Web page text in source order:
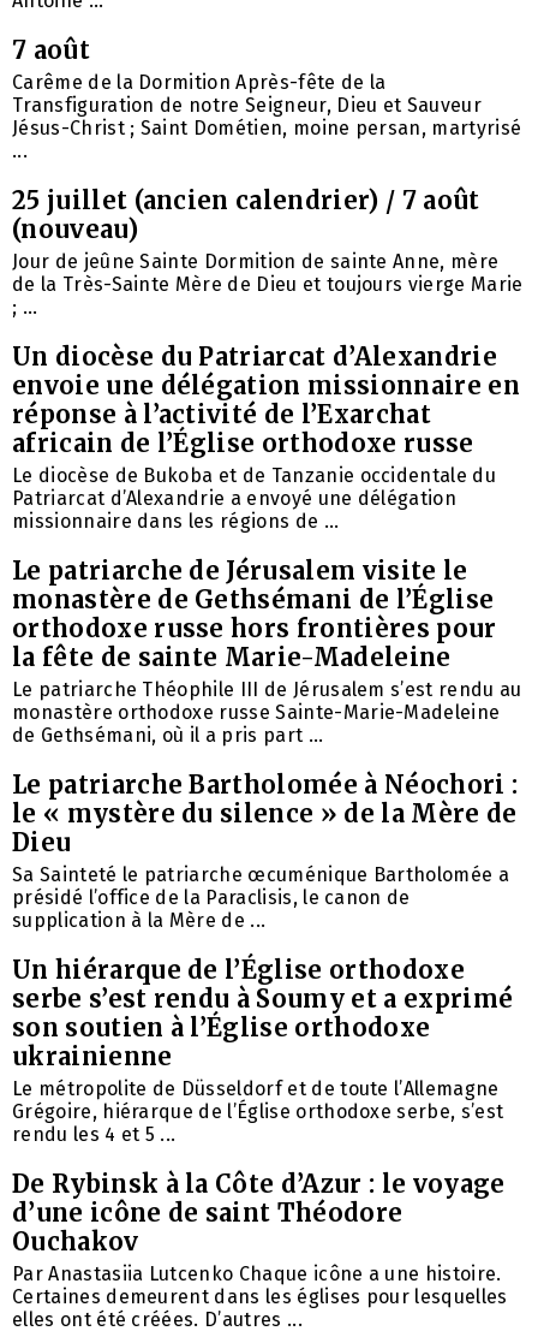
7 août
Carême de la Dormition Après-fête de la
Transfiguration de notre Seigneur, Dieu et Sauveur
Jésus-Christ ; Saint Dométien, moine persan, martyrisé
...
25 juillet (ancien calendrier) / 7 août
(nouveau)
Jour de jeûne Sainte Dormition de sainte Anne, mère
de la Très-Sainte Mère de Dieu et toujours vierge Marie
; ...
Un diocèse du Patriarcat d’Alexandrie
envoie une délégation missionnaire en
réponse à l’activité de l’Exarchat
africain de l’Église orthodoxe russe
Le diocèse de Bukoba et de Tanzanie occidentale du
Patriarcat d’Alexandrie a envoyé une délégation
missionnaire dans les régions de ...
Le patriarche de Jérusalem visite le
monastère de Gethsémani de l’Église
orthodoxe russe hors frontières pour
la fête de sainte Marie-Madeleine
Le patriarche Théophile III de Jérusalem s’est rendu au
monastère orthodoxe russe Sainte-Marie-Madeleine
de Gethsémani, où il a pris part ...
Le patriarche Bartholomée à Néochori :
le « mystère du silence » de la Mère de
Dieu
Sa Sainteté le patriarche œcuménique Bartholomée a
présidé l’office de la Paraclisis, le canon de
supplication à la Mère de ...
Un hiérarque de l’Église orthodoxe
serbe s’est rendu à Soumy et a exprimé
son soutien à l’Église orthodoxe
ukrainienne
Le métropolite de Düsseldorf et de toute l’Allemagne
Grégoire, hiérarque de l’Église orthodoxe serbe, s’est
rendu les 4 et 5 ...
De Rybinsk à la Côte d’Azur : le voyage
d’une icône de saint Théodore
Ouchakov
Par Anastasiia Lutcenko Chaque icône a une histoire.
Certaines demeurent dans les églises pour lesquelles
elles ont été créées. D’autres ...